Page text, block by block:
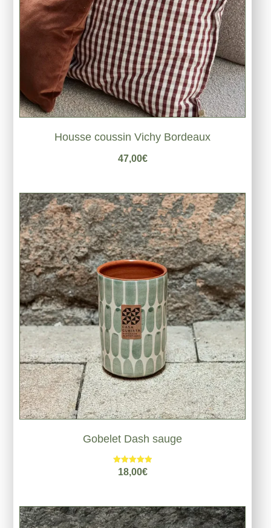
Housse coussin Vichy Bordeaux
47,00€
Gobelet Dash sauge
Note
5.00
18,00€